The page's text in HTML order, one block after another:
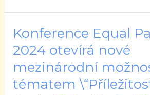
Konference Equal
2024 otevírá nové
mezinárodní
tématem
Konference
Equal
Day
2024